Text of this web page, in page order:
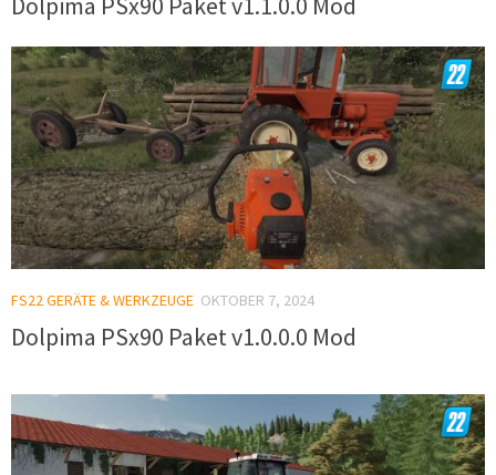
FS22 GERÄTE & WERKZEUGE OKTOBER 7, 2024
Dolpima PSx90 Paket v1.0.0.0 Mod